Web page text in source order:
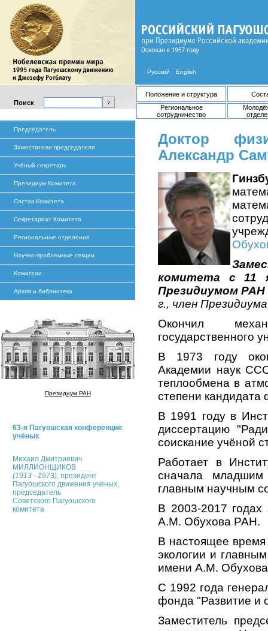
Русский English
Поиск
Положение и структура
Региональное
сотрудничество
Председатель
Заместители председателя
Учёный секретарь
Президиум Комитета
Состав Комитета
Секретариат Комитета
Региональные отделения
Научно-проблемные секции
Комиссии
Архив и библиотека
Президиум РАН
63-я Пагуошская конференция
учёных
Михаил Дмитриевич
МИЛЛИОНЩИКОВ
(1913 - 1973), президент
Пагуошского движения ученых,
председатель
Советского Пагуошского
комитета
Доктор
Александр
комитета с 11
Президиумом РАН
г., член
Окончил
государственного
В 1973 году
Академии наук
теплообмена в
степени кандидата
В 1991 году в
диссертацию
соискание учёной
Работает в
сначала
главным научным
В 2003-2017
А.М. Обухова РАН.
В настоящее время
экологии и
имени А.М.
С 1992 года
фонда "Развитие и
Заместитель